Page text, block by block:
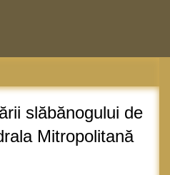
slăbănogului de
Mitropolitană